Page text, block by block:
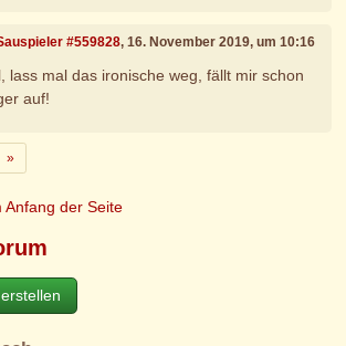
#559828, 16. November 2019, um 10:16
lass mal das ironische weg, fällt mir schon
auf!
»Weiter
Anfang der Seite